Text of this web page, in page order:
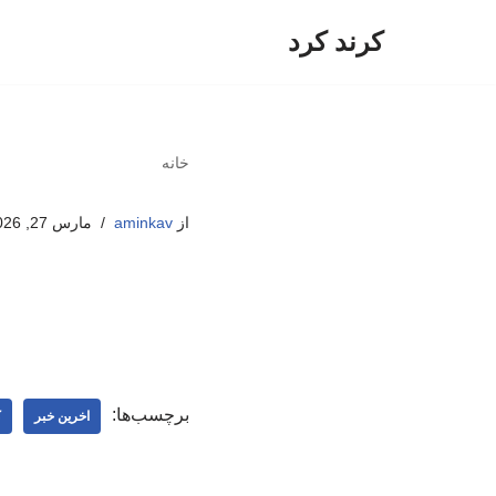
کرند کرد
خانه
ازaminkav مارس 27, 2026
برچسب‌ها: اخرین خبر